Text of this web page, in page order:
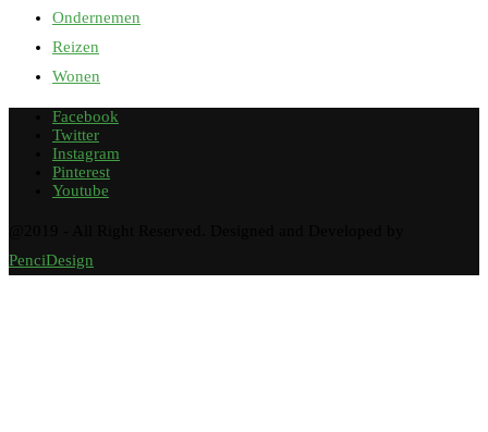
Ondernemen
Reizen
Wonen
Facebook
Twitter
Instagram
Pinterest
Youtube
PenciDesign